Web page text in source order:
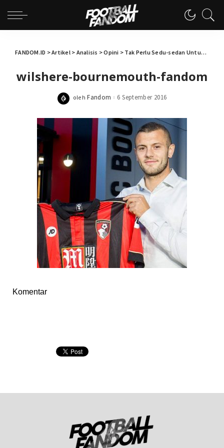
FANDOM.ID >Artikel> Analisis >Opini > Tak Perlu Sedu-sedan Untuk Jack Wilshere
wilshere-bournemouth-fandom
Posted
oleh Fandom 6 September 2016
Komentar